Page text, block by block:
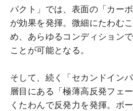
パクト」では、表面の「カー
が効果を発揮。微細にたわむ
め、あらゆるコンディション
ことが可能となる。
そして、続く「セカンドイン
層目にある「極薄高反発フェ
くたわんで反発力を発揮。ボ